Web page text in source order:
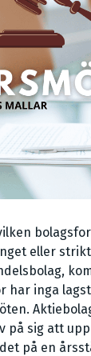
eller
har inga
på sig att
på en